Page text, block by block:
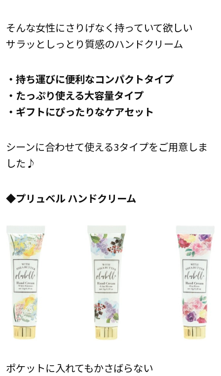
そんな女性にさりげなく持っていて欲しい
サラッとしっとり質感のハンドクリーム
・持ち運びに便利なコンパクトタイプ
・たっぷり使える大容量タイプ
・ギフトにぴったりなケアセット
シーンに合わせて使える3タイプをご用意しま
した♪
◆プリュベル ハンドクリーム
ポケットに入れてもかさばらない